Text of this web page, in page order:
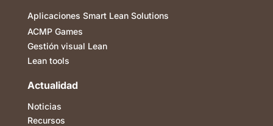
Aplicaciones Smart Lean Solutions
ACMP Games
Gestión visual Lean
Lean tools
Actualidad
Noticias
Recursos